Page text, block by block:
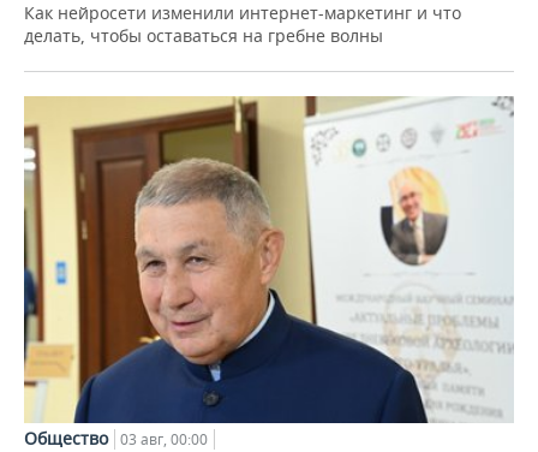
Как нейросети изменили интернет-маркетинг и что
делать, чтобы оставаться на гребне волны
Общество 03 авг, 00:00